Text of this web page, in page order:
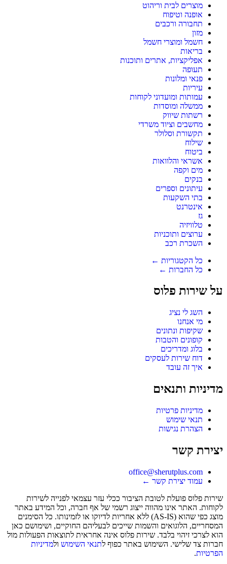
מוצרים לבית וריהוט
אופנה וטיפוח
תחבורה ורכבים
מזון
חשמל ומוצרי חשמל
בריאות
אפליקציות, אתרים ותוכנות
תעופה
פנאי ומלונות
עיריות
עמותות ומועדוני לקוחות
ממשלה ומוסדות
רשתות שיווק
מחשבים וציוד משרדי
תקשורת וסלולר
שילוח
ביטוח
אשראי והלוואות
מים וקפה
בנקים
עיתונים וספרים
בתי השקעות
אינטרנט
גז
טלוויזיה
ערוצים ותוכניות
השכרת רכב
כל הקטגוריות ←
כל החברות ←
על שירות פלוס
השג לי נציג
מי אנחנו
שקיפות ונתונים
קופונים והטבות
בלוג ומדריכים
דוח שירות לעסקים
איך זה עובד
מדיניות ותנאים
מדיניות פרטיות
תנאי שימוש
הצהרת נגישות
יצירת קשר
office@sherutplus.com
עמוד יצירת קשר ←
שירות פלוס פועלת לטובת הציבור ככלי עזר עצמאי לפנייה לשירות
לקוחות. האתר אינו מהווה ייצוג רשמי של אף חברה, וכל המידע באתר
מוצג כפי שהוא (AS-IS) ללא אחריות לדיוקו או לזמינותו. כל הסימנים
המסחריים, הלוגואים והשמות שייכים לבעליהם החוקיים, ושימושם כאן
הוא לצרכי זיהוי בלבד. שירות פלוס אינה אחראית לתוצאות הפעולות מול
חברות צד שלישי. השימוש באתר כפוף לתנאי השימוש ולמדיניות
הפרטיות.